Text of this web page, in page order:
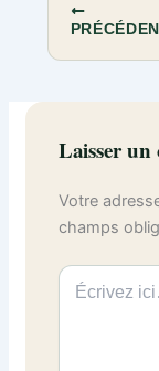
Laisser un
Votre
champs
Écrivez
ici…